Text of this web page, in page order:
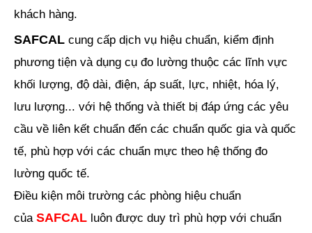
khách hàng.
SAFCAL cung cấp dịch vụ hiệu chuẩn, kiểm định
phương tiện và dụng cụ đo lường thuộc các lĩnh vực
khối lượng, độ dài, điện, áp suất, lực, nhiệt, hóa lý,
lưu lượng... với hệ thống và thiết bị đáp ứng các yêu
cầu về liên kết chuẩn đến các chuẩn quốc gia và quốc
tế, phù hợp với các chuẩn mực theo hệ thống đo
lường quốc tế.
Điều kiện môi trường các phòng hiệu chuẩn
của SAFCAL luôn được duy trì phù hợp với chuẩn